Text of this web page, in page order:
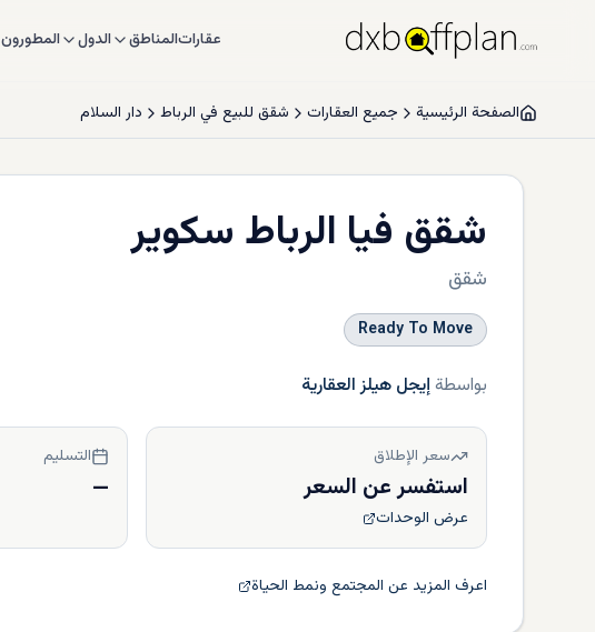
عقاراتالمناطق الدول المطورون
الصفحة الرئيسية جميع العقارات شقق للبيع في الرباط دار السلام
شقق فيا الرباط سكوير
شقق
Ready To Move
بواسطةإيجل هيلز العقارية
سعر الإطلاق
استفسر عن السعر
عرض الوحدات
التسليم
—
اعرف المزيد عن المجتمع ونمط الحياة